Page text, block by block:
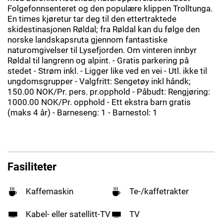
Folgefonnsenteret og den populære klippen Trolltunga.
En times kjøretur tar deg til den ettertraktede
skidestinasjonen Røldal; fra Røldal kan du følge den
norske landskapsruta gjennom fantastiske
naturomgivelser til Lysefjorden. Om vinteren innbyr
Røldal til langrenn og alpint. - Gratis parkering på
stedet - Strøm inkl. - Ligger like ved en vei - Utl. ikke til
ungdomsgrupper - Valgfritt: Sengetøy inkl håndk;
150.00 NOK/Pr. pers. pr.opphold - Påbudt: Rengjøring:
1000.00 NOK/Pr. opphold - Ett ekstra barn gratis
(maks 4 år) - Barneseng: 1 - Barnestol: 1
Fasiliteter
Kaffemaskin Te-/kaffetrakter
Kabel- eller satellitt-TV TV